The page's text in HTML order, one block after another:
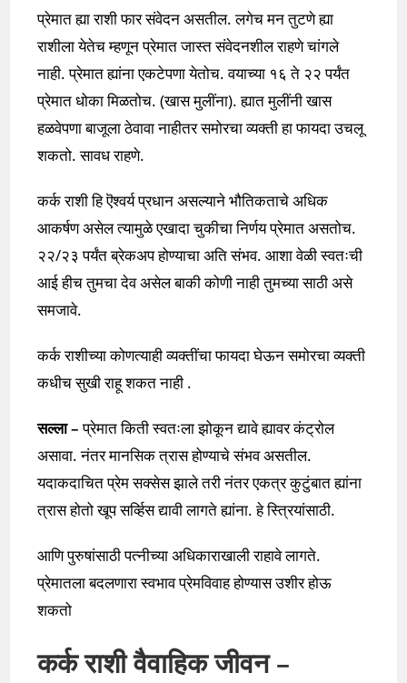
प्रेमात ह्या राशी फार संवेदन असतील. लगेच मन तुटणे ह्या
राशीला येतेच म्हणून प्रेमात जास्त संवेदनशील राहणे चांगले
नाही. प्रेमात ह्यांना एकटेपणा येतोच. वयाच्या १६ ते २२ पर्यंत
प्रेमात धोका मिळतोच. (खास मुलींना). ह्यात मुलींनी खास
हळवेपणा बाजूला ठेवावा नाहीतर समोरचा व्यक्ती हा फायदा उचलू
शकतो. सावध राहणे.
कर्क राशी हि ऎश्वर्य प्रधान असल्याने भौतिकताचे अधिक
आकर्षण असेल त्यामुळे एखादा चुकीचा निर्णय प्रेमात असतोच.
२२/२३ पर्यंत ब्रेकअप होण्याचा अति संभव. आशा वेळी स्वतःची
आई हीच तुमचा देव असेल बाकी कोणी नाही तुमच्या साठी असे
समजावे.
कर्क राशीच्या कोणत्याही व्यक्तींचा फायदा घेऊन समोरचा व्यक्ती
कधीच सुखी राहू शकत नाही .
सल्ला –प्रेमात किती स्वतःला झोकून द्यावे ह्यावर कंट्रोल
असावा. नंतर मानसिक त्रास होण्याचे संभव असतील.
यदाकदाचित प्रेम सक्सेस झाले तरी नंतर एकत्र कुटुंबात ह्यांना
त्रास होतो खूप सर्व्हिस द्यावी लागते ह्यांना. हे स्त्रियांसाठी.
आणि पुरुषांसाठी पत्नीच्या अधिकाराखाली राहावे लागते.
प्रेमातला बदलणारा स्वभाव प्रेमविवाह होण्यास उशीर होऊ
शकतो
कर्क राशी वैवाहिक जीवन –